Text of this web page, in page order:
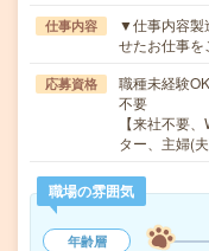
仕事内容
▼仕事内容製
せたお仕事
応募資格
職種未経験
不要
【来社不要
ター、主婦(
職場の雰囲気
年齢層